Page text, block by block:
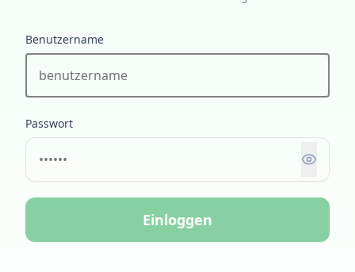
Benutzername
Passwort
Einloggen